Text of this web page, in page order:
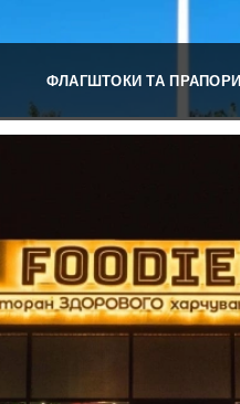
ФЛАГШТОКИ ТА ПРАПОРИ